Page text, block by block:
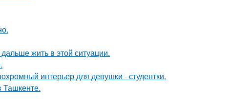
жить в этой ситуации.
интерьер для девушки - студентки.
Ташкенте.